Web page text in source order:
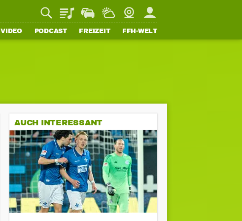
PlaylistStaupilotWetterWebcamMein FFH
VIDEO PODCAST FREIZEIT FFH-WELT
AUCH INTERESSANT